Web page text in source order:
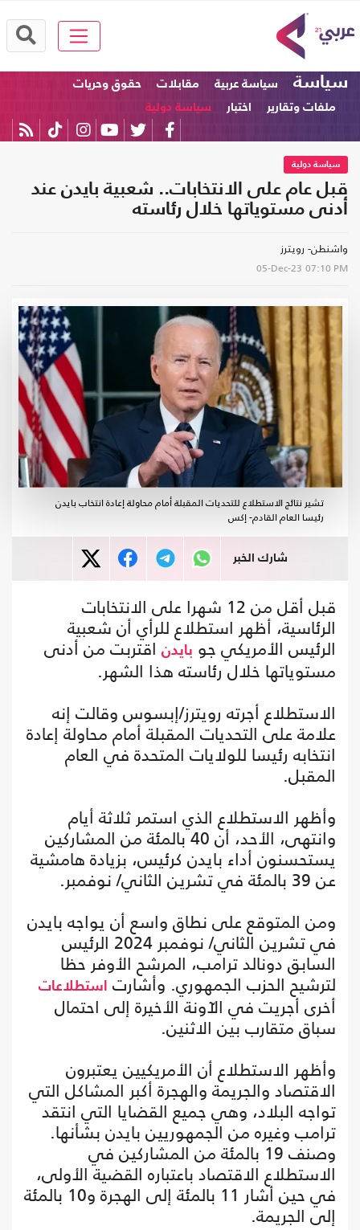
سياسة سياسة عربية مقابلات
حقوق وحريات
ملفات وتقارير
اختبار سياسة دولية
سياسة دولية
قبل عام على الانتخابات.. شعبية بايدن عند
أدنى مستوياتها خلال رئاسته
واشنطن- رويترز
05-Dec-23 07:10 PM
تشير نتائج الاستطلاع للتحديات المقبلة أمام محاولة إعادة انتخاب بايدن
رئيسا العام القادم- إكس
شارك الخبر
قبل أقل من 12 شهرا على الانتخابات
الرئاسية، أظهر استطلاع للرأي أن شعبية
الرئيس الأمريكي جو بايدن اقتربت من أدنى
مستوياتها خلال رئاسته هذا الشهر.
الاستطلاع أجرته رويترز/إبسوس وقالت إنه
علامة على التحديات المقبلة أمام محاولة إعادة
انتخابه رئيسا للولايات المتحدة في العام
المقبل.
وأظهر الاستطلاع الذي استمر ثلاثة أيام
وانتهى، الأحد، أن 40 بالمئة من المشاركين
يستحسنون أداء بايدن كرئيس، بزيادة هامشية
عن 39 بالمئة في تشرين الثاني/ نوفمبر.
ومن المتوقع على نطاق واسع أن يواجه بايدن
في تشرين الثاني/ نوفمبر 2024 الرئيس
السابق دونالد ترامب، المرشح الأوفر حظا
لترشيح الحزب الجمهوري. وأشارت استطلاعات
أخرى أجريت في الآونة الأخيرة إلى احتمال
سباق متقارب بين الاثنين.
وأظهر الاستطلاع أن الأمريكيين يعتبرون
الاقتصاد والجريمة والهجرة أكبر المشاكل التي
تواجه البلاد، وهي جميع القضايا التي انتقد
ترامب وغيره من الجمهوريين بايدن بشأنها.
وصنف 19 بالمئة من المشاركين في
الاستطلاع الاقتصاد باعتباره القضية الأولى،
في حين أشار 11 بالمئة إلى الهجرة و10 بالمئة
إلى الجريمة.